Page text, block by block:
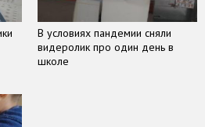
В условиях пандемии сняли
видеролик про один день в
школе